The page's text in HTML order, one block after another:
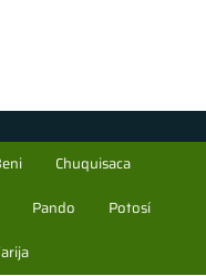
Chuquisaca
Pando
Potosí